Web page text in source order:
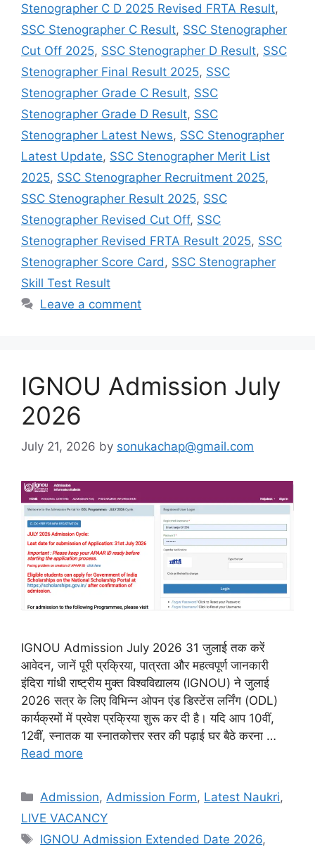
Stenographer C D 2025 Revised FRTA Result,
SSC Stenographer C Result, SSC Stenographer
Cut Off 2025, SSC Stenographer D Result, SSC
Stenographer Final Result 2025, SSC
Stenographer Grade C Result, SSC
Stenographer Grade D Result, SSC
Stenographer Latest News, SSC Stenographer
Latest Update, SSC Stenographer Merit List
2025, SSC Stenographer Recruitment 2025,
SSC Stenographer Result 2025, SSC
Stenographer Revised Cut Off, SSC
Stenographer Revised FRTA Result 2025, SSC
Stenographer Score Card , SSC Stenographer
Skill Test Result
Leave a comment
IGNOU Admission July
2026
July 21, 2026 by sonukachap@gmail.com
IGNOU Admission July 2026 31 जुलाई तक करें
आवेदन, जानें पूरी प्रक्रिया, पात्रता और महत्वपूर्ण जानकारी
इंदिरा गांधी राष्ट्रीय मुक्त विश्वविद्यालय (IGNOU) ने जुलाई
2026 सत्र के लिए विभिन्न ओपन एंड डिस्टेंस लर्निंग (ODL)
कार्यक्रमों में प्रवेश प्रक्रिया शुरू कर दी है। यदि आप 10वीं,
12वीं, स्नातक या स्नातकोत्तर स्तर की पढ़ाई घर बैठे करना …
Read more
Admission, Admission Form, Latest Naukri,
LIVE VACANCY
IGNOU Admission Extended Date 2026,